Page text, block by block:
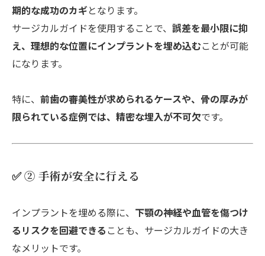
期的な成功のカギとなります。
サージカルガイドを使用することで、 誤差を最小限に抑
え、理想的な位置にインプラントを埋め込むことが可能
になります。
特に、 前歯の審美性が求められるケースや、骨の厚みが
限られている症例では、精密な埋入が不可欠です。
✅ ② 手術が安全に行える
インプラントを埋める際に、 下顎の神経や血管を傷つけ
るリスクを回避できる ことも、サージカルガイドの大き
なメリットです。